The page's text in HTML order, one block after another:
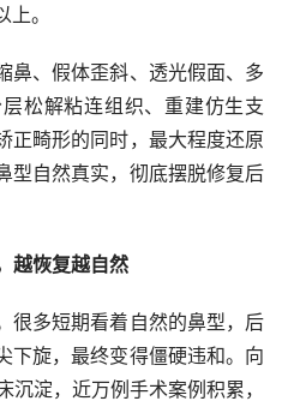
。
鼻、假体歪斜、透光假面、多
松解粘连组织、重建仿生支
正畸形的同时，最大程度还原
型自然真实，彻底摆脱修复后
越恢复越自然
很多短期看着自然的鼻型，后
下旋，最终变得僵硬违和。向
淀，近万例手术案例积累，